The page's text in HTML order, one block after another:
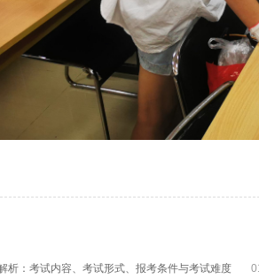
析：考试内容、考试形式、报考条件与考试难度